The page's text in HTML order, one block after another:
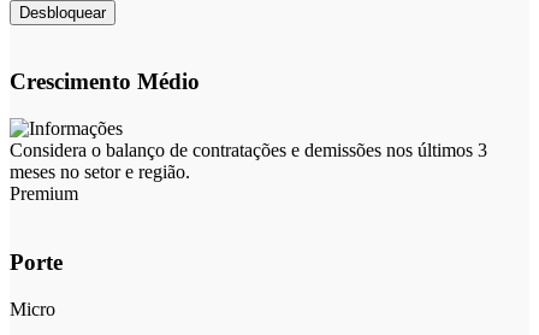
Desbloquear
Crescimento Médio
Considera o balanço de contratações e demissões nos últimos 3
meses no setor e região.
Premium
Porte
Micro